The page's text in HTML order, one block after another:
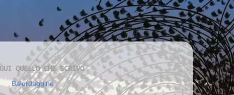
QUELLO CHE SCRIVO
Balordaggine